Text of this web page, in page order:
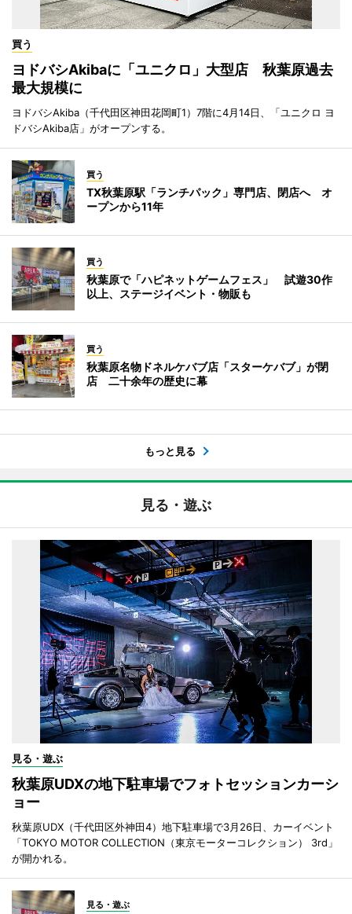
買う
ヨドバシAkibaに「ユニクロ」大型店 秋葉原過去
最大規模に
ヨドバシAkiba（千代田区神田花岡町1）7階に4月14日、「ユニクロ ヨ
ドバシAkiba店」がオープンする。
買う
TX秋葉原駅「ランチパック」専門店、閉店へ オ
ープンから11年
買う
秋葉原で「ハピネットゲームフェス」 試遊30作
以上、ステージイベント・物販も
買う
秋葉原名物ドネルケバブ店「スターケバブ」が閉
店 二十余年の歴史に幕
もっと見る
見る・遊ぶ
見る・遊ぶ
秋葉原UDXの地下駐車場でフォトセッションカーシ
ョー
秋葉原UDX（千代田区外神田4）地下駐車場で3月26日、カーイベント
「TOKYO MOTOR COLLECTION（東京モーターコレクション） 3rd」
が開かれる。
見る・遊ぶ